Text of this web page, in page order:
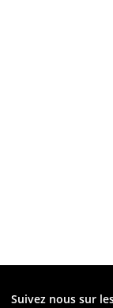
Suivez nous sur